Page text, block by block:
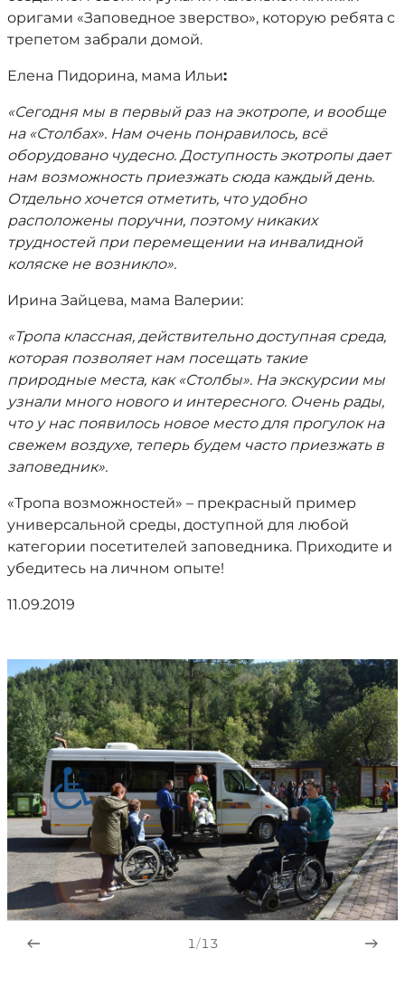
оригами «Заповедное зверство», которую ребята с
трепетом забрали домой.
Елена Пидорина, мама Ильи:
«Сегодня мы в первый раз на экотропе, и вообще
на «Столбах». Нам очень понравилось, всё
оборудовано чудесно. Доступность экотропы дает
нам возможность приезжать сюда каждый день.
Отдельно хочется отметить, что удобно
расположены поручни, поэтому никаких
трудностей при перемещении на инвалидной
коляске не возникло».
Ирина Зайцева, мама Валерии:
«Тропа классная, действительно доступная среда,
которая позволяет нам посещать такие
природные места, как «Столбы». На экскурсии мы
узнали много нового и интересного. Очень рады,
что у нас появилось новое место для прогулок на
свежем воздухе, теперь будем часто приезжать в
заповедник».
«Тропа возможностей» – прекрасный пример
универсальной среды, доступной для любой
категории посетителей заповедника. Приходите и
убедитесь на личном опыте!
11.09.2019
1/13